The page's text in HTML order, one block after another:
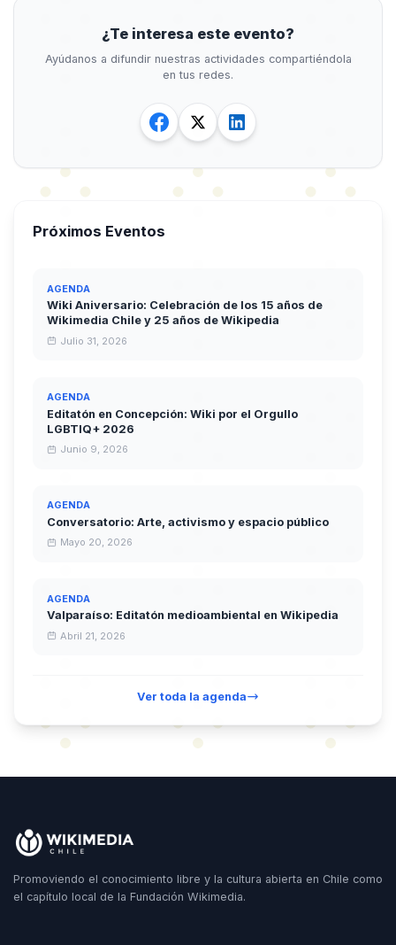
¿Te interesa este evento?
Ayúdanos a difundir nuestras actividades compartiéndola
en tus redes.
Próximos Eventos
AGENDA
Wiki Aniversario: Celebración de los 15 años de
Wikimedia Chile y 25 años de Wikipedia
Julio 31, 2026
AGENDA
Editatón en Concepción: Wiki por el Orgullo
LGBTIQ+ 2026
Junio 9, 2026
AGENDA
Conversatorio: Arte, activismo y espacio público
Mayo 20, 2026
AGENDA
Valparaíso: Editatón medioambiental en Wikipedia
Abril 21, 2026
Ver toda la agenda
Promoviendo el conocimiento libre y la cultura abierta en Chile como
el capítulo local de la Fundación Wikimedia.